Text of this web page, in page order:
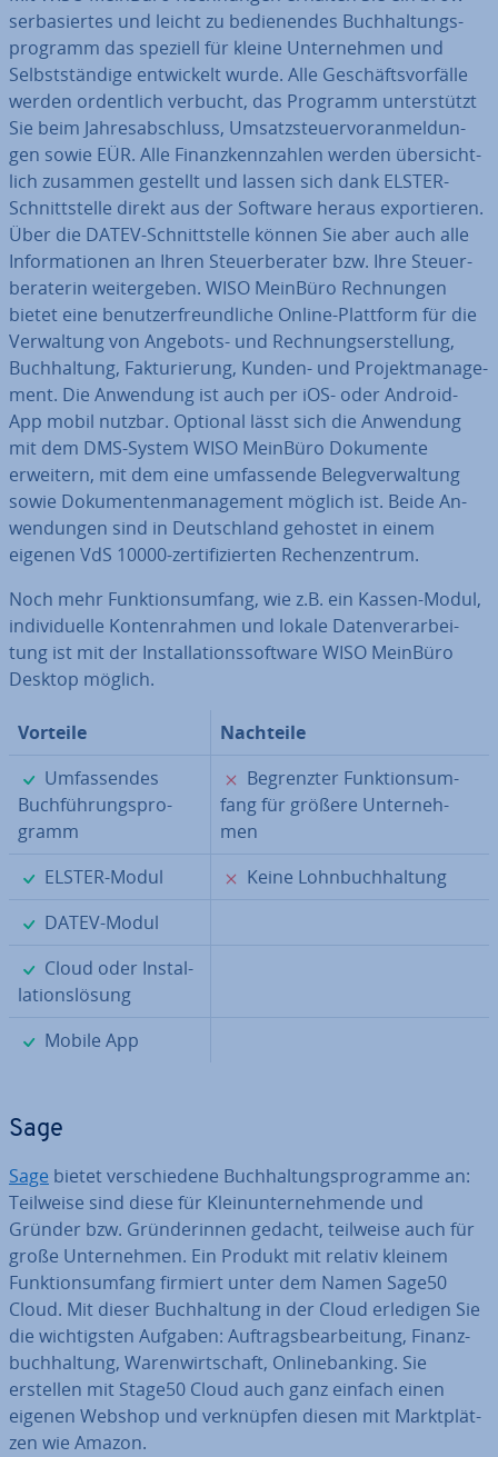
ser­ba­sier­tes und leicht zu be­die­nen­des Buch­hal­tungs­
pro­gramm das speziell für kleine Un­ter­neh­men und
Selbst­stän­di­ge ent­wi­ckelt wurde. Alle Ge­schäfts­vor­fäl­le
werden or­dent­lich verbucht, das Programm un­ter­stützt
Sie beim Jah­res­ab­schluss, Um­satz­steu­er­vor­anmel­dun­
gen sowie EÜR. Alle Fi­nanz­kenn­zah­len werden über­sicht­
lich zusammen gestellt und lassen sich dank ELSTER-
Schnitt­stel­le direkt aus der Software heraus ex­por­tie­ren.
Über die DATEV-Schnitt­stel­le können Sie aber auch alle
In­for­ma­tio­nen an Ihren Steu­er­be­ra­ter bzw. Ihre Steu­er­
be­ra­te­rin wei­ter­ge­ben. WISO MeinBüro Rech­nun­gen
bietet eine be­nut­zer­freund­li­che Online-Plattform für die
Ver­wal­tung von Angebots- und Rech­nungs­er­stel­lung,
Buch­hal­tung, Fak­tu­rie­rung, Kunden- und Pro­jekt­ma­nage­
ment. Die Anwendung ist auch per iOS- oder Android-
App mobil nutzbar. Optional lässt sich die Anwendung
mit dem DMS-System WISO MeinBüro Dokumente
erweitern, mit dem eine um­fas­sen­de Be­leg­ver­wal­tung
sowie Do­ku­men­ten­ma­nage­ment möglich ist. Beide An­
wen­dun­gen sind in Deutsch­land gehostet in einem
eigenen VdS 10000-zer­ti­fi­zier­ten Re­chen­zen­trum.
Noch mehr Funk­ti­ons­um­fang, wie z.B. ein Kassen-Modul,
in­di­vi­du­el­le Kon­ten­rah­men und lokale Da­ten­ver­ar­bei­
tung ist mit der In­stal­la­ti­ons­soft­ware WISO MeinBüro
Desktop möglich.
Vorteile
Nachteile
✓
Um­fas­sen­des
Buch­füh­rungs­pro­
gramm
✗
Be­grenz­ter Funk­ti­ons­um­
fang für größere Un­ter­neh­
men
✓
ELSTER-Modul ✗
Keine Lohn­buch­hal­tung
✓
DATEV-Modul
✓
Cloud oder In­stal­
la­ti­ons­lö­sung
✓
Mobile App
Sage
Sage bietet ver­schie­de­ne Buch­hal­tungs­pro­gram­me an:
Teilweise sind diese für Klein­un­ter­neh­men­de und
Gründer bzw. Grün­de­rin­nen gedacht, teilweise auch für
große Un­ter­neh­men. Ein Produkt mit relativ kleinem
Funk­ti­ons­um­fang firmiert unter dem Namen Sage50
Cloud. Mit dieser Buch­hal­tung in der Cloud erledigen Sie
die wich­tigs­ten Aufgaben: Auf­trags­be­ar­bei­tung, Fi­nanz­
buch­hal­tung, Wa­ren­wirt­schaft, On­line­ban­king. Sie
erstellen mit Stage50 Cloud auch ganz einfach einen
eigenen Webshop und ver­knüp­fen diesen mit Markt­plät­
zen wie Amazon.